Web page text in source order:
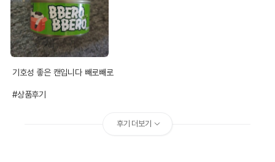
품명 및 모델명
기호성 좋은 캔입니다 빼로빼로
#상품후기
후기 더보기